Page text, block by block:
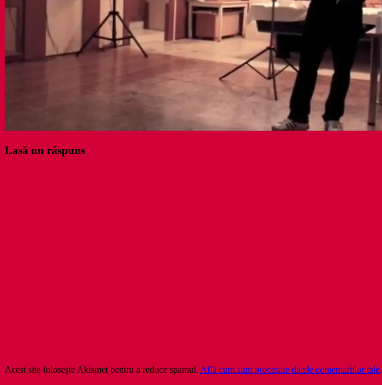
Lasă un răspuns
Acest site folosește Akismet pentru a reduce spamul. Află cum sunt procesate datele comentariilor tale.